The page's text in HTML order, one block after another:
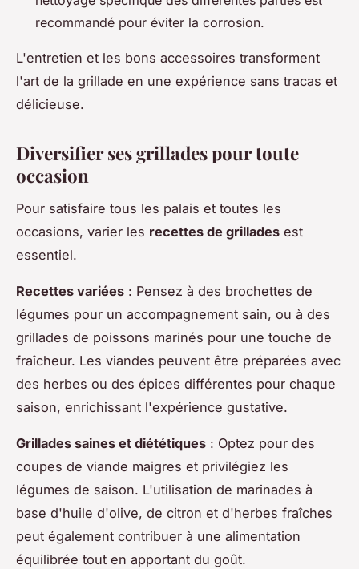
recommandé pour éviter la corrosion.
L'entretien et les bons accessoires transforment
l'art de la grillade en une expérience sans tracas et
délicieuse.
Diversifier ses grillades pour toute
occasion
Pour satisfaire tous les palais et toutes les
occasions, varier les recettes de grillades est
essentiel.
Recettes variées : Pensez à des brochettes de
légumes pour un accompagnement sain, ou à des
grillades de poissons marinés pour une touche de
fraîcheur. Les viandes peuvent être préparées avec
des herbes ou des épices différentes pour chaque
saison, enrichissant l'expérience gustative.
Grillades saines et diététiques : Optez pour des
coupes de viande maigres et privilégiez les
légumes de saison. L'utilisation de marinades à
base d'huile d'olive, de citron et d'herbes fraîches
peut également contribuer à une alimentation
équilibrée tout en apportant du goût.